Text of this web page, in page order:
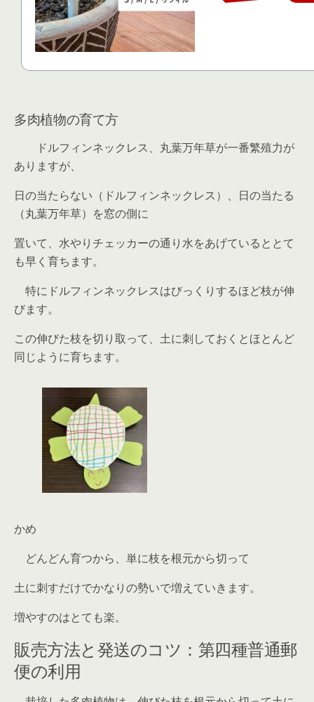
多肉植物の育て方
ドルフィンネックレス、丸葉万年草が一番繁殖力が
ありますが、
日の当たらない（ドルフィンネックレス）、日の当たる
（丸葉万年草）を窓の側に
置いて、水やりチェッカーの通り水をあげているととて
も早く育ちます。
特にドルフィンネックレスはびっくりするほど枝が伸
びます。
この伸びた枝を切り取って、土に刺しておくとほとんど
同じように育ちます。
かめ
どんどん育つから、単に枝を根元から切って
土に刺すだけでかなりの勢いで増えていきます。
増やすのはとても楽。
販売方法と発送のコツ：第四種普通郵
便の利用